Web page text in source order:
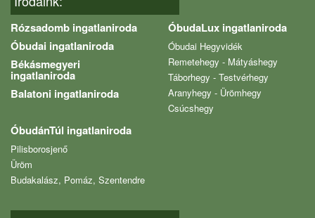
Rózsadomb ingatlaniroda
Óbudai ingatlaniroda
Békásmegyeri
ingatlaniroda
Balatoni ingatlaniroda
ÓbudaLux ingatlaniroda
Óbudai Hegyvidék
Remetehegy - Mátyáshegy
Táborhegy - Testvérhegy
Aranyhegy - Ürömhegy
Csúcshegy
ÓbudánTúl ingatlaniroda
Pilisborosjenő
Üröm
Budakalász, Pomáz, Szentendre